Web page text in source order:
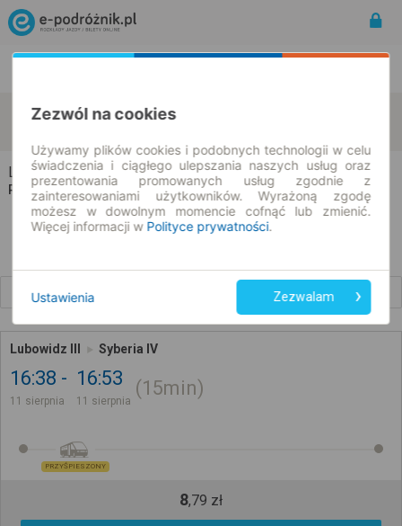
Lubowidz
Syberia
Lubowidz → Syberia
Rozkład jazdy i bilety
Lubowidz III Syberia IV
16:38
11 sierpnia
16:53
11 sierpnia
15min
PRZYŚPIESZONY
8,79 zł
Zezwól na cookies
Używamy plików cookies i podobnych technologii w celu
świadczenia i ciągłego ulepszania naszych usług oraz
prezentowania promowanych usług zgodnie z
zainteresowaniami użytkowników. Wyrażoną zgodę
możesz w dowolnym momencie cofnąć lub zmienić.
Więcej informacji w Polityce prywatności.
Ustawienia Zezwalam